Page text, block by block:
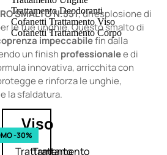
Trattamento Deodoranti
Cofanetti Trattamento Viso
Cofanetti Trattamento Corpo
Viso
Trattamento
Trattamento
SMALTO N.551, un’esplosione di
le tue unghie. Questo smalto di
impeccabilefin dalla
un finish professionalee di
innovativa, arricchita con
e rinforza le unghie,
la sfaldatura.
-30%